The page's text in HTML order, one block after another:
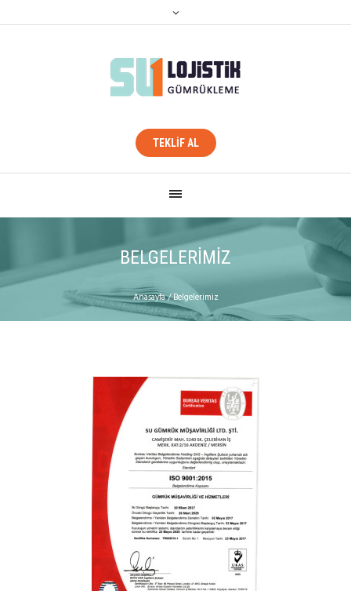
TEKLİF AL
BELGELERIMIZ
Anasayfa/Belgelerimiz